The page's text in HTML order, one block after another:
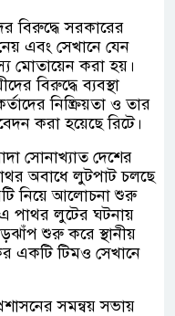
বিরুদ্ধে সরকারের
এবং সেখানে যেন
মোতায়েন করা হয়।
বিরুদ্ধে ব্যবস্থা
নিষ্ক্রিয়তা ও তার
করা হয়েছে রিটে।
সোনাখ্যাত দেশের
অবাধে লুটপাট চলছে
নিয়ে আলোচনা শুরু
পাথর লুটের ঘটনায়
শুরু করে স্থানীয়
একটি টিমও সেখানে
সমন্বয় সভায়